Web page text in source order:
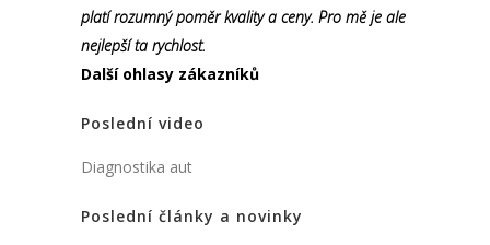
platí rozumný poměr kvality a ceny. Pro mě je ale
nejlepší ta rychlost.
Další ohlasy zákazníků
Poslední video
Diagnostika aut
Poslední články a novinky